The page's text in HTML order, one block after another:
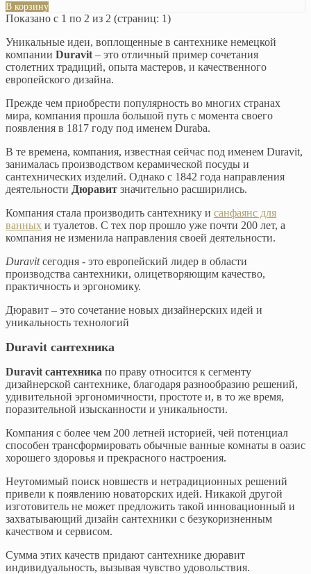
В корзину
Показано с 1 по 2 из 2 (страниц: 1)
Уникальные идеи, воплощенные в сантехнике немецкой
компании Duravit – это отличный пример сочетания
столетних традиций, опыта мастеров, и качественного
европейского дизайна.
Прежде чем приобрести популярность во многих странах
мира, компания прошла большой путь с момента своего
появления в 1817 году под именем Duraba.
В те времена, компания, известная сейчас под именем Duravit,
занималась производством керамической посуды и
сантехнических изделий. Однако с 1842 года направления
деятельности Дюравит значительно расширились.
Компания стала производить сантехнику и санфаянс для
ванных и туалетов. С тех пор прошло уже почти 200 лет, а
компания не изменила направления своей деятельности.
Duravitсегодня - это европейский лидер в области
производства сантехники, олицетворяющим качество,
практичность и эргономику.
Дюравит – это сочетание новых дизайнерских идей и
уникальность технологий
Duravit сантехника
Duravit сантехника по праву относится к сегменту
дизайнерской сантехнике, благодаря разнообразию решений,
удивительной эргономичности, простоте и, в то же время,
поразительной изысканности и уникальности.
Компания с более чем 200 летней историей, чей потенциал
способен трансформировать обычные ванные комнаты в оазис
хорошего здоровья и прекрасного настроения.
Неутомимый поиск новшеств и нетрадиционных решений
привели к появлению новаторских идей. Никакой другой
изготовитель не может предложить такой инновационный и
захватывающий дизайн сантехники с безукоризненным
качеством и сервисом.
Сумма этих качеств придают сантехнике дюравит
индивидуальность, вызывая чувство удовольствия.